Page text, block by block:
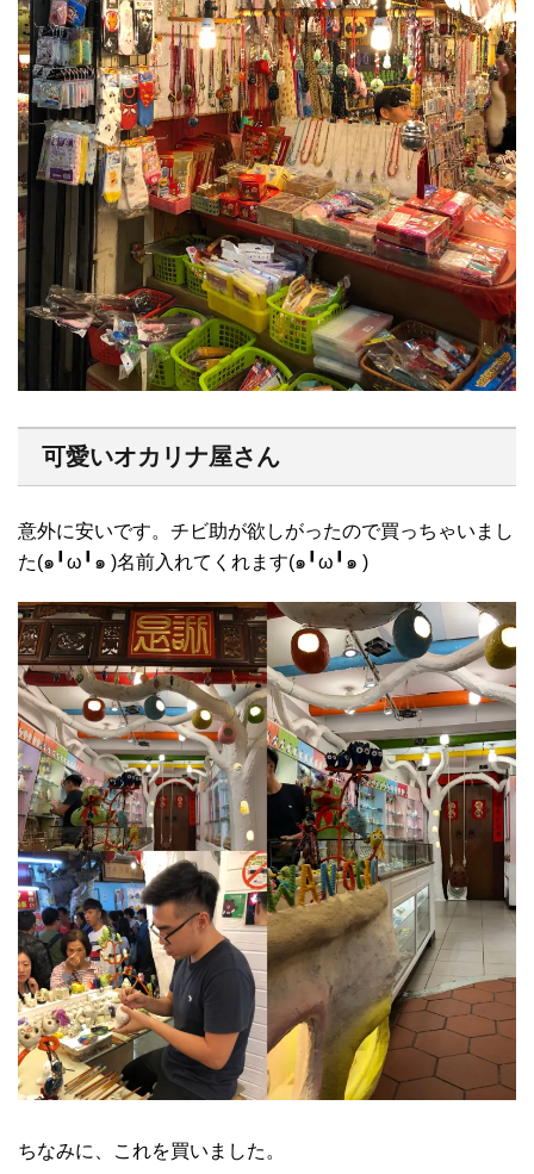
可愛いオカリナ屋さん
意外に安いです。チビ助が欲しがったので買っちゃいまし
た(๑╹ω╹๑ )名前入れてくれます(๑╹ω╹๑ )
ちなみに、これを買いました。